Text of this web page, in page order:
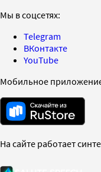
Мы в соцсетях:
Telegram
ВКонтакте
YouTube
Мобильное
На сайте работает